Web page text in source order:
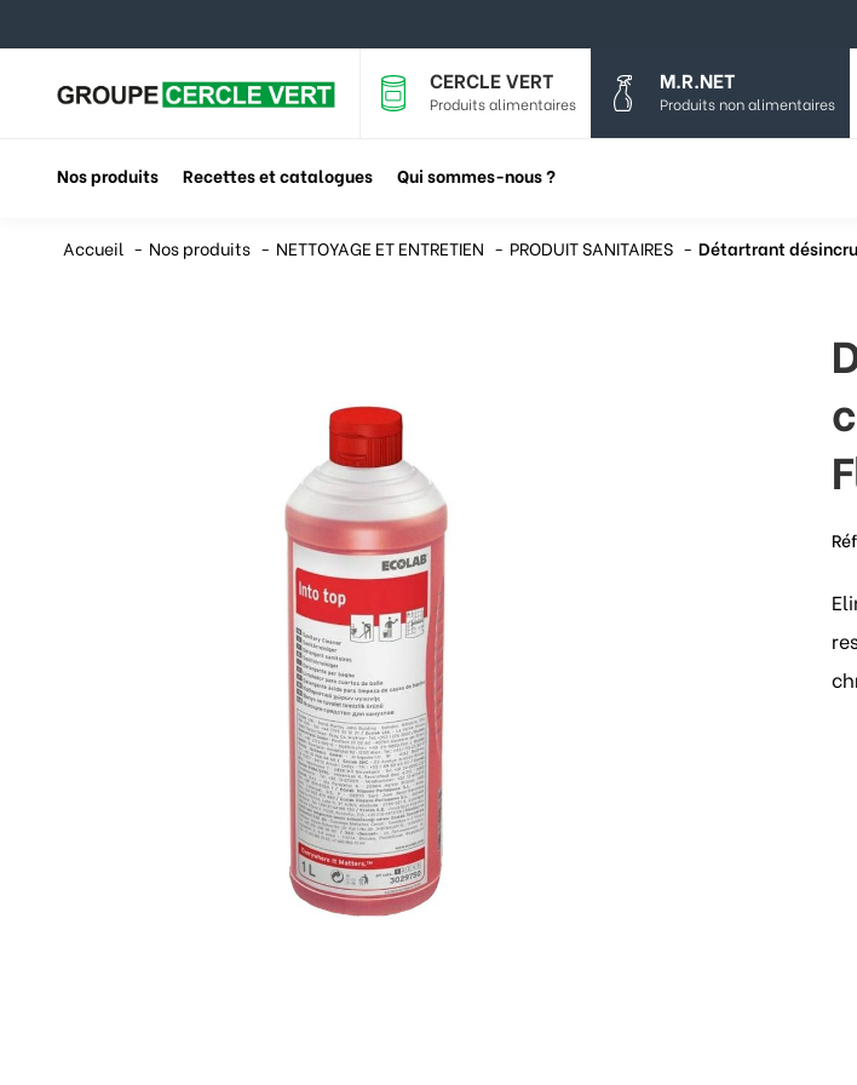
CERCLE VERT
Produits alimentaires
M.R.NET
Produits non alimentaires
Nos produits Recettes et catalogues Qui sommes-nous ?
Accueil Nos produits NETTOYAGE ET ENTRETIEN PRODUIT SANITAIRES Détartrant